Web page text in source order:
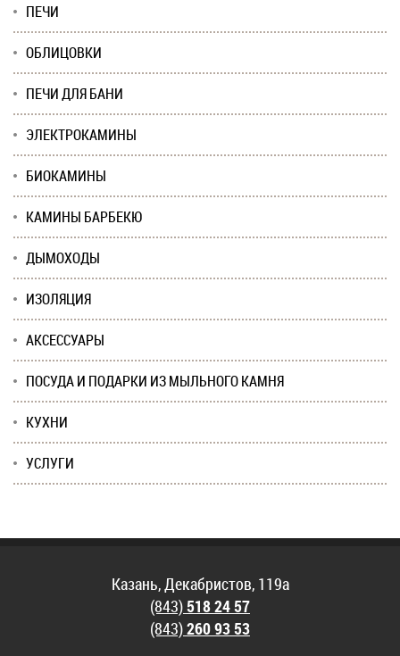
ПЕЧИ
ОБЛИЦОВКИ
ПЕЧИ ДЛЯ БАНИ
ЭЛЕКТРОКАМИНЫ
БИОКАМИНЫ
КАМИНЫ БАРБЕКЮ
ДЫМОХОДЫ
ИЗОЛЯЦИЯ
АКСЕССУАРЫ
ПОСУДА И ПОДАРКИ ИЗ МЫЛЬНОГО КАМНЯ
КУХНИ
УСЛУГИ
Казань, Декабристов, 119а
(843)518 24 57
(843)260 93 53